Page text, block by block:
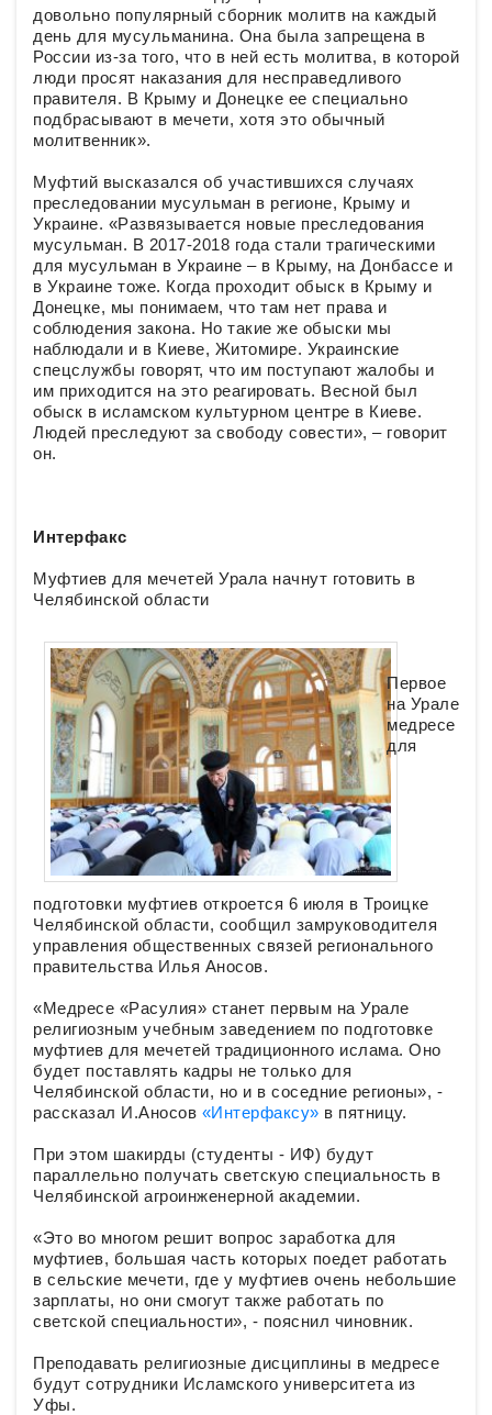
довольно популярный сборник молитв на каждый
день для мусульманина. Она была запрещена в
России из-за того, что в ней есть молитва, в которой
люди просят наказания для несправедливого
правителя. В Крыму и Донецке ее специально
подбрасывают в мечети, хотя это обычный
молитвенник».
Муфтий высказался об участившихся случаях
преследовании мусульман в регионе, Крыму и
Украине. «Развязывается новые преследования
мусульман. В 2017-2018 года стали трагическими
для мусульман в Украине – в Крыму, на Донбассе и
в Украине тоже. Когда проходит обыск в Крыму и
Донецке, мы понимаем, что там нет права и
соблюдения закона. Но такие же обыски мы
наблюдали и в Киеве, Житомире. Украинские
спецслужбы говорят, что им поступают жалобы и
им приходится на это реагировать. Весной был
обыск в исламском культурном центре в Киеве.
Людей преследуют за свободу совести», – говорит
он.
Интерфакс
Муфтиев для мечетей Урала начнут готовить в
Челябинской области
Первое
на Урале
медресе
для
подготовки муфтиев откроется 6 июля в Троицке
Челябинской области, сообщил замруководителя
управления общественных связей регионального
правительства Илья Аносов.
«Медресе «Расулия» станет первым на Урале
религиозным учебным заведением по подготовке
муфтиев для мечетей традиционного ислама. Оно
будет поставлять кадры не только для
Челябинской области, но и в соседние регионы», -
рассказал И.Аносов «Интерфаксу» в пятницу.
При этом шакирды (студенты - ИФ) будут
параллельно получать светскую специальность в
Челябинской агроинженерной академии.
«Это во многом решит вопрос заработка для
муфтиев, большая часть которых поедет работать
в сельские мечети, где у муфтиев очень небольшие
зарплаты, но они смогут также работать по
светской специальности», - пояснил чиновник.
Преподавать религиозные дисциплины в медресе
будут сотрудники Исламского университета из
Уфы.